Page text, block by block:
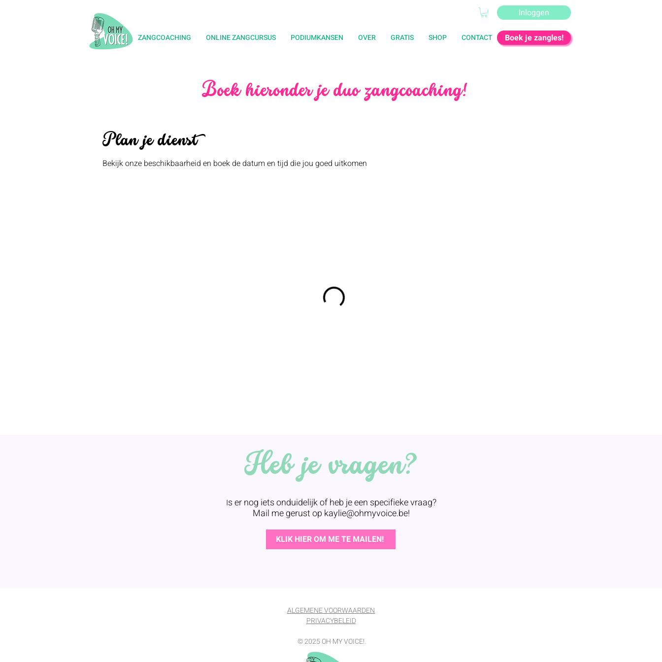
ZANGCOACHING ONLINE ZANGCURSUS PODIUMKANSEN OVER GRATIS SHOP CONTACT
Inloggen
Boek je zangles!
Boek hieronder je duo zangcoaching!
Plan je dienst
Bekijk onze beschikbaarheid en boek de datum en tijd die jou goed uitkomen
Heb je vragen?
Is er nog iets onduidelijk of heb je een specifieke vraag?
Mail me gerust op kaylie@ohmyvoice.be!
KLIK HIER OM ME TE MAILEN!
ALGEMENE VOORWAARDEN
PRIVACYBELEID
​© 2025 OH MY VOICE!